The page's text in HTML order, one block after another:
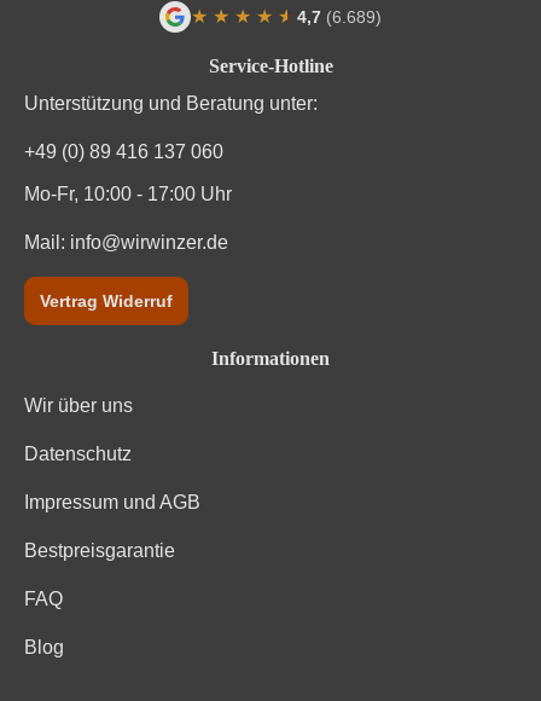
Service-Hotline
Unterstützung und Beratung unter:
+49 (0) 89 416 137 060
Mo-Fr, 10:00 - 17:00 Uhr
Mail: info@wirwinzer.de
Vertrag Widerruf
Informationen
Wir über uns
Datenschutz
Impressum und AGB
Bestpreisgarantie
FAQ
Blog
★ ★ ★ ★ ★
★ 4,7 (6.689)